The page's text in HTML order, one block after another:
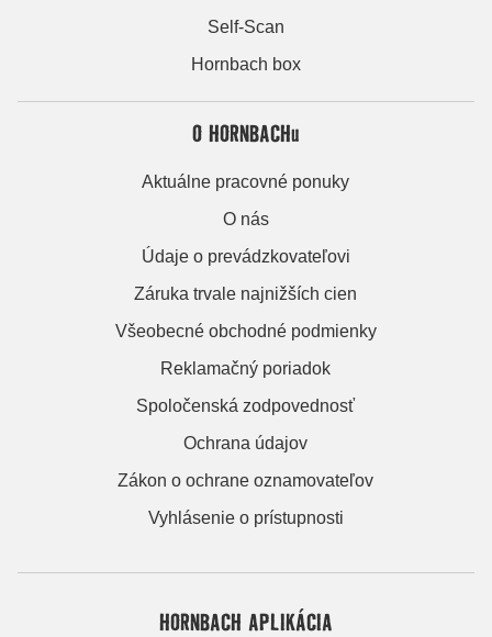
Self-Scan
Hornbach box
O HORNBACHu
Aktuálne pracovné ponuky
O nás
Údaje o prevádzkovateľovi
Záruka trvale najnižších cien
Všeobecné obchodné podmienky
Reklamačný poriadok
Spoločenská zodpovednosť
Ochrana údajov
Zákon o ochrane oznamovateľov
Vyhlásenie o prístupnosti
HORNBACH APLIKÁCIA